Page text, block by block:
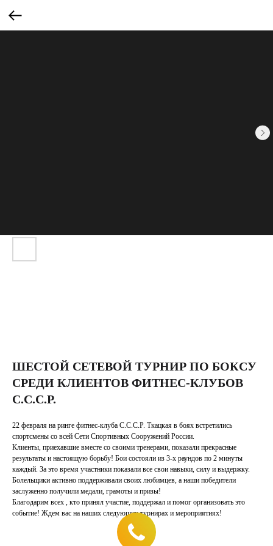
ШЕСТОЙ СЕТЕВОЙ ТУРНИР ПО БОКСУ
СРЕДИ КЛИЕНТОВ ФИТНЕС-КЛУБОВ
С.С.С.Р.
22 февраля на ринге фитнес-клуба С.С.С.Р. Ткацкая в боях встретились
спортсмены со всей Сети Спортивных Сооружений России.
Клиенты, приехавшие вместе со своими тренерами, показали прекрасные
результаты и настоящую борьбу! Бои состояли из 3-х раундов по 2 минуты
каждый. За это время участники показали все свои навыки, силу и выдержку.
Болельщики активно поддерживали своих любимцев, а наши победители
заслуженно получили медали, грамоты и призы!
Благодарим всех , кто принял участие, поддержал и помог организовать это
событие! Ждем вас на наших следующих турнирах и мероприятиях!